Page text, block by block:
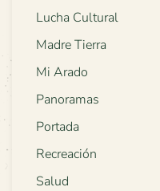
Lucha Cultural
Madre Tierra
Mi Arado
Panoramas
Portada
Recreación
Salud